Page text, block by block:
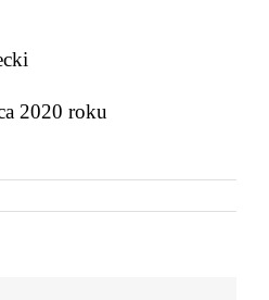
2020 roku